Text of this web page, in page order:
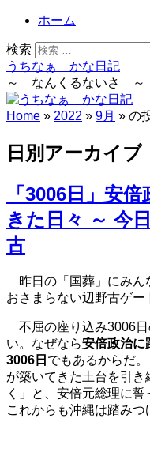
ホーム
検索
うちなぁ かな日記
～ なんくるないさ ～
Home » 2022 » 9月 » の
日別アーカイブ
「3006日」安
きた日々 ～ 今
古
昨日の「国葬」にみ
おさまらない辺野古ゲー
不屈の座り込み3006日
い。なぜなら安倍政治に
3006日 でもあるからだ
が築いてきた土台を引
く」と、安倍元総理に誓
これからも沖縄は踏みつ